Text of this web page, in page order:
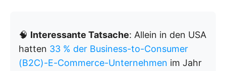
🧠 Interessante Tatsache: Allein in den USA
hatten 33 % der Business-to-Consumer
(B2C)-E-Commerce-Unternehmen im Jahr